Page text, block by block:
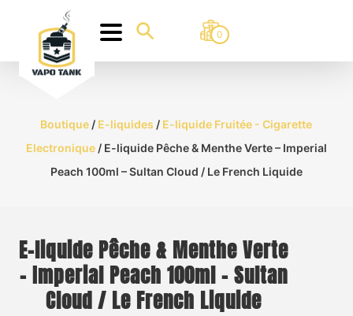
0
Boutique / E-liquides / E-liquide Fruitée - Cigarette
Electronique/ E-liquide Pêche & Menthe Verte – Imperial
Peach 100ml – Sultan Cloud / Le French Liquide
E-liquide Pêche & Menthe Verte
– Imperial Peach 100ml – Sultan
Cloud / Le French Liquide